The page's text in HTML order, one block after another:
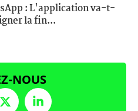
: L'application va-t-
la fin...
NOUS